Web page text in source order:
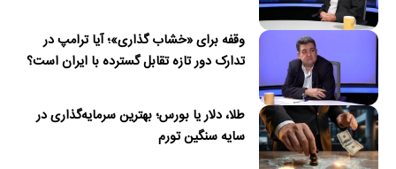
وقفه برای «خشاب گذاری»؛ آیا ترامپ در
تدارک دور تازه تقابل گسترده با ایران است؟
طلا، دلار یا بورس؛ بهترین سرمایه‌گذاری در
سایه سنگین تورم